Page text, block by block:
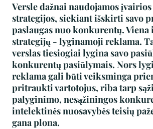
Versle dažnai naudojamos
strategijos, siekiant išskirti savo
paslaugas nuo konkurentų. Viena
strategijų - lyginamoji reklama.
verslas tiesiogiai lygina savo
konkurentų pasiūlymais. Nors
reklama gali būti veiksminga
pritraukti vartotojus, riba tarp
palyginimo, nesąžiningos
intelektinės nuosavybės teisių
gana plona.